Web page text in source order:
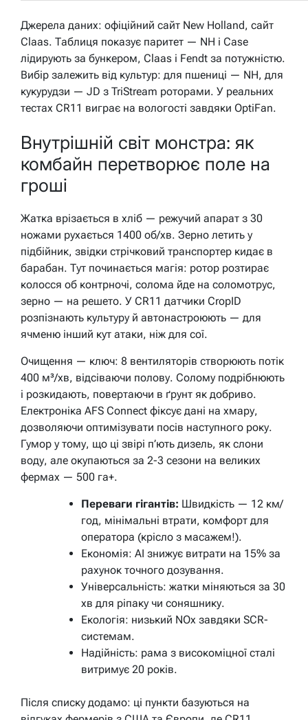
Джерела даних: офіційний сайт New Holland, сайт
Claas. Таблиця показує паритет — NH і Case
лідирують за бункером, Claas і Fendt за потужністю.
Вибір залежить від культур: для пшениці — NH, для
кукурудзи — JD з TriStream роторами. У реальних
тестах CR11 виграє на вологості завдяки OptiFan.
Внутрішній світ монстра: як
комбайн перетворює поле на
гроші
Жатка врізається в хліб — режучий апарат з 30
ножами рухається 1400 об/хв. Зерно летить у
підбійник, звідки стрічковий транспортер кидає в
барабан. Тут починається магія: ротор розтирає
колосся об контрночі, солома йде на соломотрус,
зерно — на решето. У CR11 датчики CropID
розпізнають культуру й автонастроюють — для
ячменю інший кут атаки, ніж для сої.
Очищення — ключ: 8 вентиляторів створюють потік
400 м³/хв, відсіваючи полову. Солому подрібнюють
і розкидають, повертаючи в ґрунт як добриво.
Електроніка AFS Connect фіксує дані на хмару,
дозволяючи оптимізувати посів наступного року.
Гумор у тому, що ці звірі п’ють дизель, як слони
воду, але окупаються за 2-3 сезони на великих
фермах — 500 га+.
Переваги гігантів: Швидкість — 12 км/
год, мінімальні втрати, комфорт для
оператора (крісло з масажем!).
Економія: AI знижує витрати на 15% за
рахунок точного дозування.
Універсальність: жатки міняються за 30
хв для ріпаку чи соняшнику.
Екологія: низький NOx завдяки SCR-
системам.
Надійність: рама з високоміцної сталі
витримує 20 років.
Після списку додамо: ці пункти базуються на